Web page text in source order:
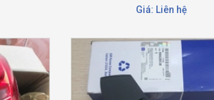
Giá: Liên hệ
CHI TIẾT